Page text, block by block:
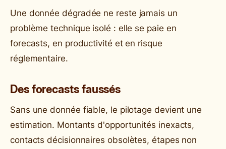
Une donnée dégradée ne reste jamais un
problème technique isolé : elle se paie en
forecasts, en productivité et en risque
réglementaire.
Des forecasts faussés
Sans une donnée fiable, le pilotage devient une
estimation. Montants d'opportunités inexacts,
contacts décisionnaires obsolètes, étapes non